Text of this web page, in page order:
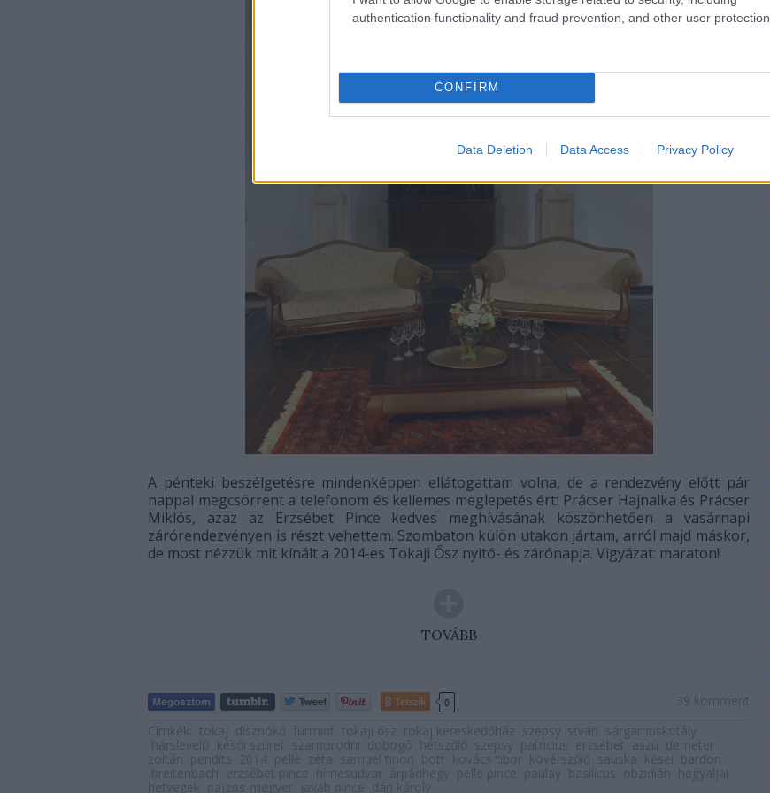
authentication functionality and fraud prevention, and other user protection.
CONFIRM
Data Deletion Data Access Privacy Policy
A pénteki beszélgetésre mindenképpen ellátogattam volna, de a rendezvény előtt pár
nappal megcsörrent a telefonom és kellemes meglepetés ért: Prácser Hajnalka és Prácser
Miklós, azaz az Erzsébet Pince kedves meghívásának köszönhetően a vasárnapi
zárórendezvényen is részt vehettem. Szombaton külön utakon jártam, arról majd máskor,
de most nézzük mit kínált a 2014-es Tokaji Ősz nyitó- és zárónapja. Vigyázat: maraton!
TOVÁBB
Tetszik 0